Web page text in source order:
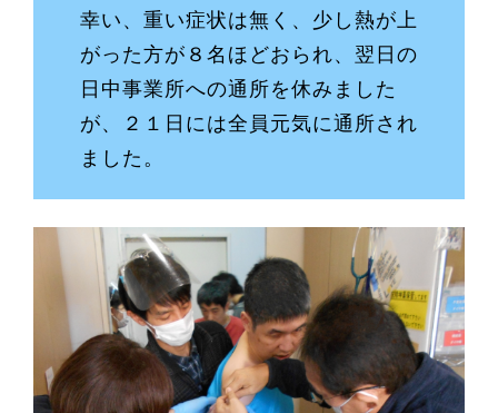
幸い、重い症状は無く、少し熱が上
がった方が８名ほどおられ、翌日の
日中事業所への通所を休みました
が、２１日には全員元気に通所され
ました。